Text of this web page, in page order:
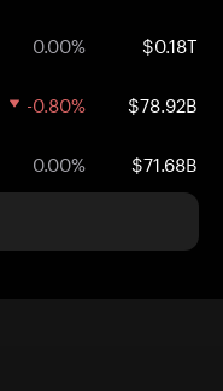
0.00% $0.18T
-0.80% $78.92B
0.00% $71.68B